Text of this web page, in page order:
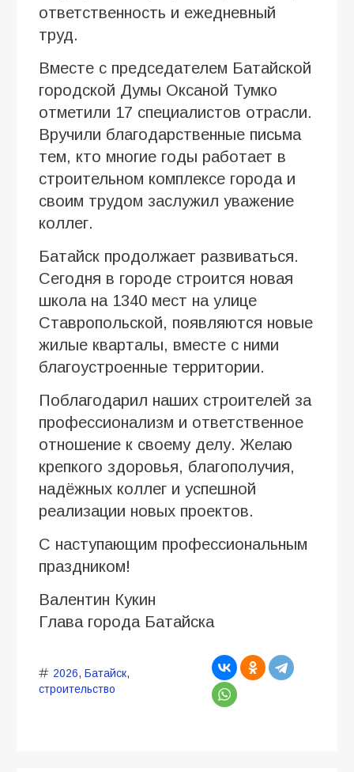
ответственность и ежедневный
труд.
Вместе с председателем Батайской
городской Думы Оксаной Тумко
отметили 17 специалистов отрасли.
Вручили благодарственные письма
тем, кто многие годы работает в
строительном комплексе города и
своим трудом заслужил уважение
коллег.
Батайск продолжает развиваться.
Сегодня в городе строится новая
школа на 1340 мест на улице
Ставропольской, появляются новые
жилые кварталы, вместе с ними
благоустроенные территории.
Поблагодарил наших строителей за
профессионализм и ответственное
отношение к своему делу. Желаю
крепкого здоровья, благополучия,
надёжных коллег и успешной
реализации новых проектов.
С наступающим профессиональным
праздником!
Валентин Кукин
Глава города Батайска
2026, Батайск,
строительство